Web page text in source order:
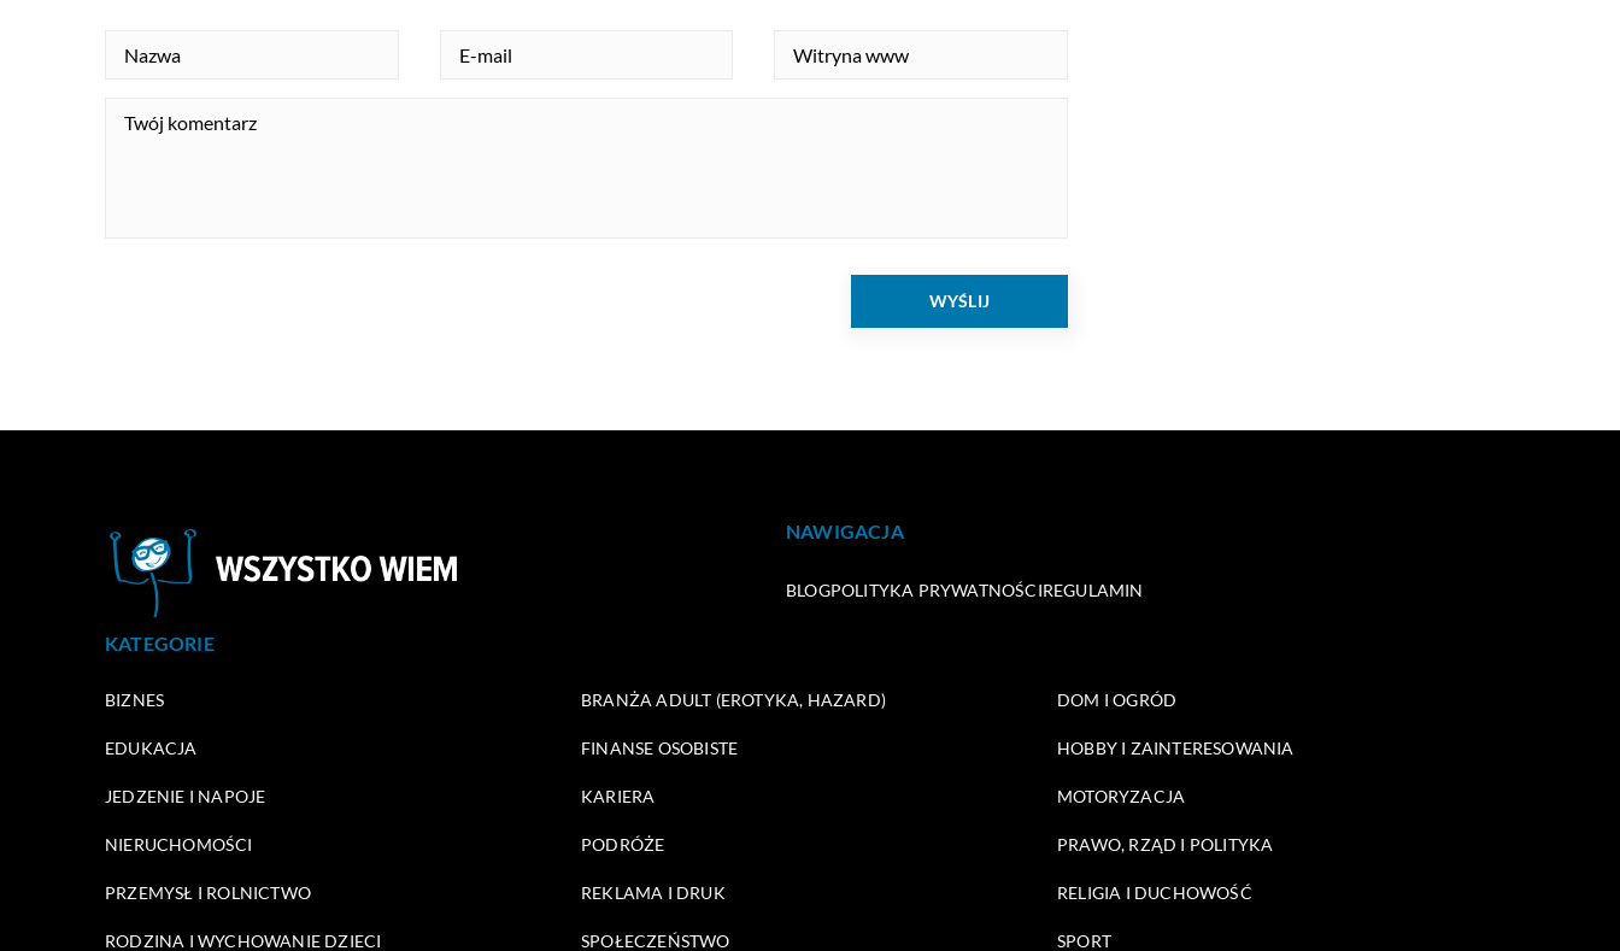
NAWIGACJA
BLOGPOLITYKA PRYWATNOŚCIREGULAMIN
KATEGORIE
BIZNES BRANŻA ADULT (EROTYKA, HAZARD) DOM I OGRÓD
EDUKACJA FINANSE OSOBISTE HOBBY I ZAINTERESOWANIA
JEDZENIE I NAPOJE KARIERA MOTORYZACJA
NIERUCHOMOŚCI PODRÓŻE PRAWO, RZĄD I POLITYKA
PRZEMYSŁ I ROLNICTWO REKLAMA I DRUK RELIGIA I DUCHOWOŚĆ
RODZINA I WYCHOWANIE DZIECI SPOŁECZEŃSTWO SPORT